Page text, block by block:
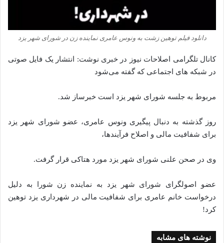
دانلود فیلم توهین زشت به ونوس عامری نماینده زن در شورای شهر یزد
کانال تلگرامی اصلاحات نیوز در خبری نوشت: انتشار یک فایل صوتی
در شبکه‌ های اجتماعی که گفته می‌شود
مربوط به جلسه شورای شهر یزد است خبرساز شد.
روز گذشته به دنبال پیگیری ونوس عامری، عضو شورای شهر یزد
برای شفافیت مالی و اصلاح فرآیندها،‌
وی در صحن علنی شورای شهر یزد مورد هتاکی قرار گرفت.
عضو اصولگرای شورای شهر یزد به نماینده زن شورا به دلیل
درخواست خانم عامری برای شفافیت مالی در شهرداری یزد توهین
کرد!
نوشته های مشابه